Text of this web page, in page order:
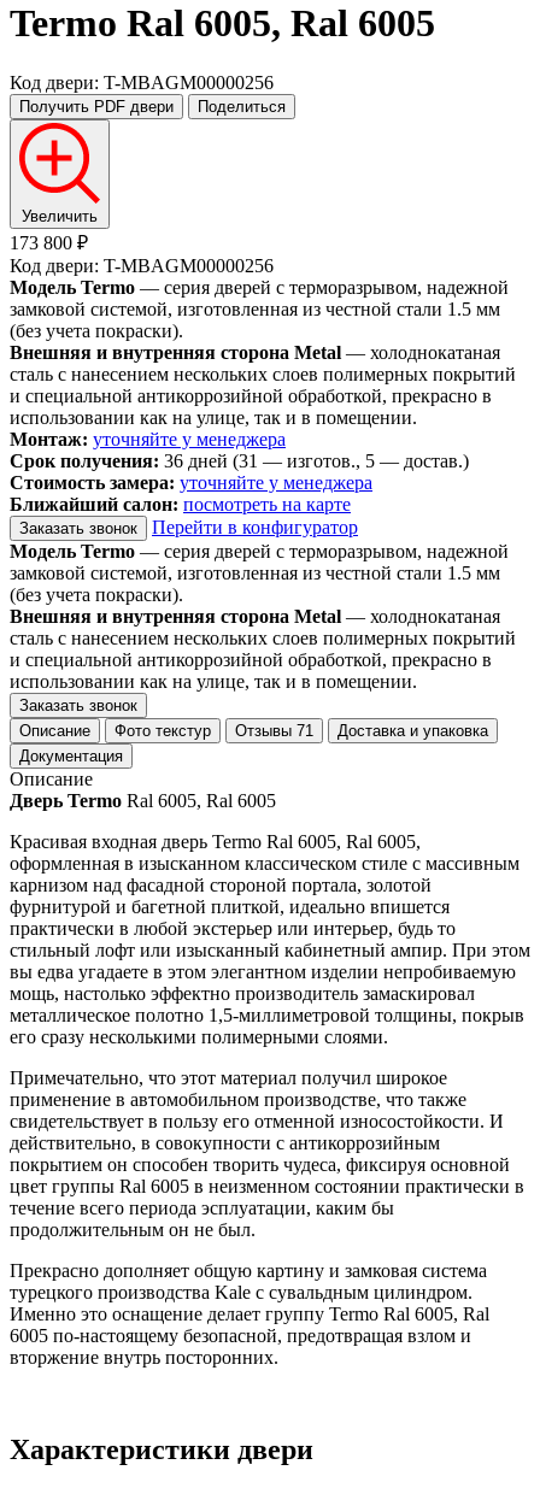
Termo Ral 6005, Ral 6005
Код двери: T-MBAGM00000256
Получить PDF двери Поделиться
Увеличить
173 800 ₽
Код двери: T-MBAGM00000256
Модель Termo — серия дверей с терморазрывом, надежной
замковой системой, изготовленная из честной стали 1.5 мм
(без учета покраски).
Внешняя и внутренняя сторона Metal — холоднокатаная
сталь с нанесением нескольких слоев полимерных покрытий
и специальной антикоррозийной обработкой, прекрасно в
использовании как на улице, так и в помещении.
Монтаж: уточняйте у менеджера
Срок получения: 36 дней (31 — изготов., 5 — достав.)
Стоимость замера: уточняйте у менеджера
Ближайший салон: посмотреть на карте
Заказать звонок
Перейти в конфигуратор
Модель Termo — серия дверей с терморазрывом, надежной
замковой системой, изготовленная из честной стали 1.5 мм
(без учета покраски).
Внешняя и внутренняя сторона Metal — холоднокатаная
сталь с нанесением нескольких слоев полимерных покрытий
и специальной антикоррозийной обработкой, прекрасно в
использовании как на улице, так и в помещении.
Заказать звонок
Описание
Фото текстур Отзывы 71
Доставка и упаковка
Документация
Описание
Дверь Termo Ral 6005, Ral 6005
Красивая входная дверь Termo Ral 6005, Ral 6005,
оформленная в изысканном классическом стиле с массивным
карнизом над фасадной стороной портала, золотой
фурнитурой и багетной плиткой, идеально впишется
практически в любой экстерьер или интерьер, будь то
стильный лофт или изысканный кабинетный ампир. При этом
вы едва угадаете в этом элегантном изделии непробиваемую
мощь, настолько эффектно производитель замаскировал
металлическое полотно 1,5-миллиметровой толщины, покрыв
его сразу несколькими полимерными слоями.
Примечательно, что этот материал получил широкое
применение в автомобильном производстве, что также
свидетельствует в пользу его отменной износостойкости. И
действительно, в совокупности с антикоррозийным
покрытием он способен творить чудеса, фиксируя основной
цвет группы Ral 6005 в неизменном состоянии практически в
течение всего периода эсплуатации, каким бы
продолжительным он не был.
Прекрасно дополняет общую картину и замковая система
турецкого производства Kale с сувальдным цилиндром.
Именно это оснащение делает группу Termo Ral 6005, Ral
6005 по-настоящему безопасной, предотвращая взлом и
вторжение внутрь посторонних.
Характеристики двери